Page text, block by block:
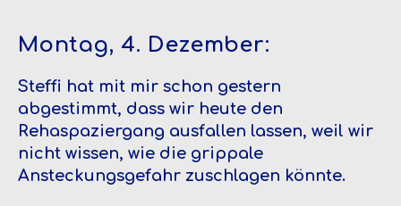
Montag, 4. Dezember:
Steffi hat mit mir schon gestern
abgestimmt, dass wir heute den
Rehaspaziergang ausfallen lassen, weil wir
nicht wissen, wie die grippale
Ansteckungsgefahr zuschlagen könnte.